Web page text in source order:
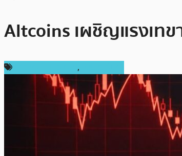
Altcoins เผชิญแรงเท
,